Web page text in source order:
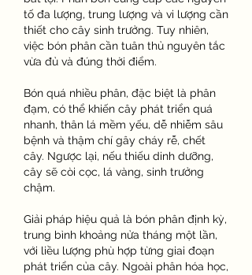
tố đa lượng, trung lượng và vi lượng cần
thiết cho cây sinh trưởng. Tuy nhiên,
việc bón phân cần tuân thủ nguyên tắc
vừa đủ và đúng thời điểm.
Bón quá nhiều phân, đặc biệt là phân
đạm, có thể khiến cây phát triển quá
nhanh, thân lá mềm yếu, dễ nhiễm sâu
bệnh và thậm chí gây cháy rễ, chết
cây. Ngược lại, nếu thiếu dinh dưỡng,
cây sẽ còi cọc, lá vàng, sinh trưởng
chậm.
Giải pháp hiệu quả là bón phân định kỳ,
trung bình khoảng nửa tháng một lần,
với liều lượng phù hợp từng giai đoạn
phát triển của cây. Ngoài phân hóa học,